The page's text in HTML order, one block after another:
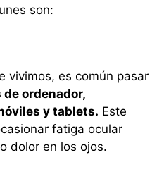
son:
vivimos, es común pasar
ordenador,
y tablets. Este
fatiga ocular
dolor en los ojos.